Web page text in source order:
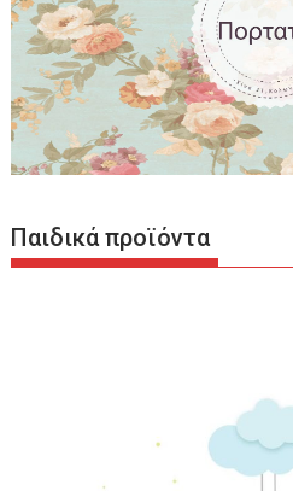
Παιδικά προϊόντα